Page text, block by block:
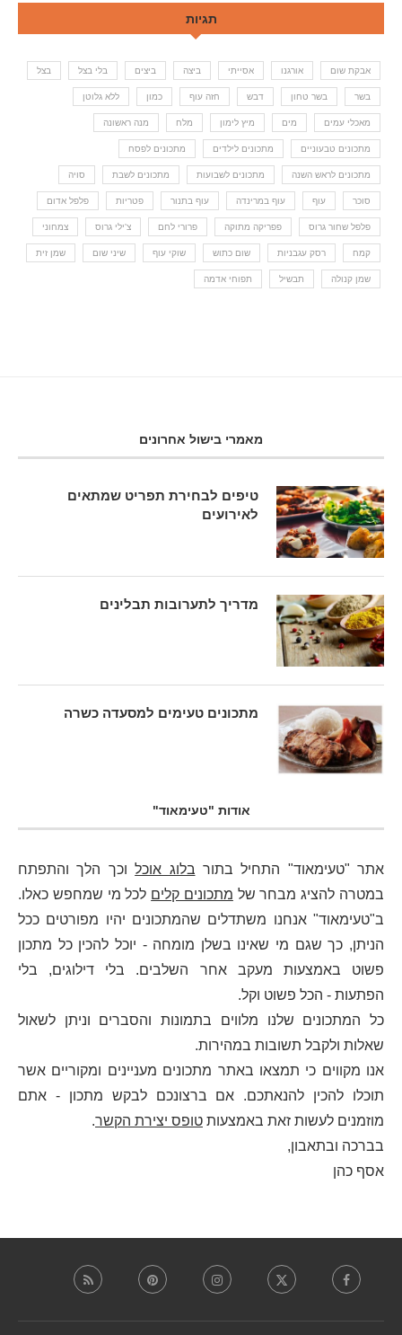
תגיות
אבקת שום אורגנו אסייתי ביצה ביצים בלי בצל בצל
בשר בשר טחון דבש חזה עוף כמון ללא גלוטן
מאכלי עמים מים מיץ לימון מלח מנה ראשונה
מתכונים טבעוניים מתכונים לילדים מתכונים לפסח
מתכונים לראש השנה מתכונים לשבועות מתכונים לשבת סויה
סוכר עוף עוף במרינדה עוף בתנור פטריות פלפל אדום
פלפל שחור גרוס פפריקה מתוקה פרורי לחם צ'ילי גרוס צמחוני
קמח רסק עגבניות שום כתוש שוקי עוף שיני שום שמן זית
שמן קנולה תבשיל תפוחי אדמה
מאמרי בישול אחרונים
טיפים לבחירת תפריט שמתאים
לאירועים
מדריך לתערובות תבלינים
מתכונים טעימים למסעדה כשרה
אודות "טעימאוד"
אתר "טעימאוד" התחיל בתור בלוג אוכלוכך הלך והתפתח
במטרה להציג מבחר של מתכונים קלים לכל מי שמחפש כאלו.
ב"טעימאוד" אנחנו משתדלים שהמתכונים יהיו מפורטים ככל
הניתן, כך שגם מי שאינו בשלן מומחה - יוכל להכין כל מתכון
פשוט באמצעות מעקב אחר השלבים. בלי דילוגים, בלי
הפתעות - הכל פשוט וקל.
כל המתכונים שלנו מלווים בתמונות והסברים וניתן לשאול
שאלות ולקבל תשובות במהירות.
אנו מקווים כי תמצאו באתר מתכונים מעניינים ומקוריים אשר
תוכלו להכין להנאתכם. אם ברצונכם לבקש מתכון - אתם
מוזמנים לעשות זאת באמצעות טופס יצירת הקשר.
בברכה ובתאבון,
אסף כהן